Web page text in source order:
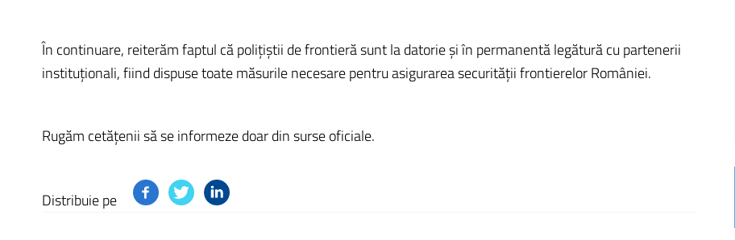
În continuare, reiterăm faptul că polițiștii de frontieră sunt la datorie și în permanentă legătură cu partenerii
instituționali, fiind dispuse toate măsurile necesare pentru asigurarea securităţii frontierelor României.
Rugăm cetățenii să se informeze doar din surse oficiale.
Distribuie pe